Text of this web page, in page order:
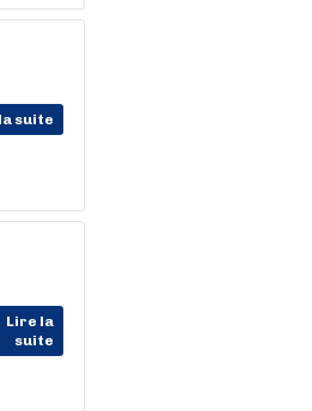
suite
Lire la
suite